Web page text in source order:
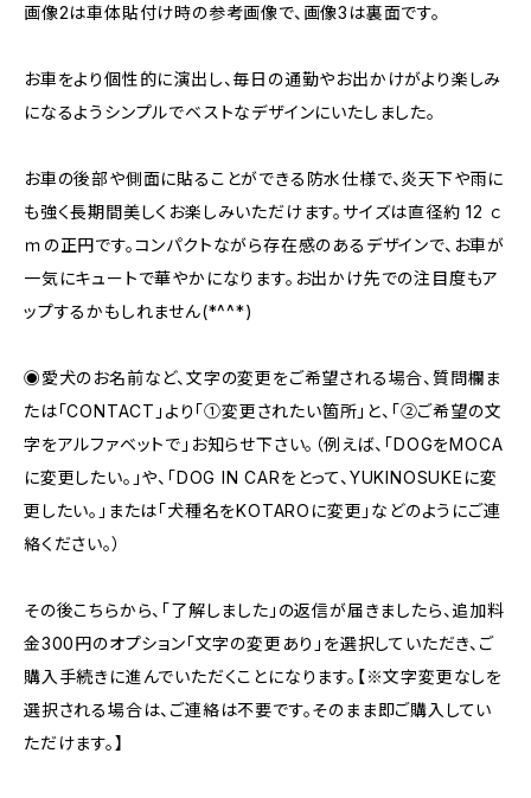
画像2は車体貼付け時の参考画像で、画像3は裏面です。
お車をより個性的に演出し、毎日の通勤やお出かけがより楽しみ
になるようシンプルでベストなデザインにいたしました。
お車の後部や側面に貼ることができる防水仕様で、炎天下や雨に
も強く長期間美しくお楽しみいただけます。サイズは直径約 12 ｃ
ｍの正円です。コンパクトながら存在感のあるデザインで、お車が
一気にキュートで華やかになります。お出かけ先での注目度もア
ップするかもしれません(*^^*)
◉愛犬のお名前など、文字の変更をご希望される場合、質問欄ま
たは「CONTACT」より「①変更されたい箇所」と、「②ご希望の文
字をアルファベットで」お知らせ下さい。（例えば、「DOGをMOCA
に変更したい。」や、「DOG IN CARをとって、YUKINOSUKEに変
更したい。」または「犬種名をKOTAROに変更」などのようにご連
絡ください。）
その後こちらから、「了解しました」の返信が届きましたら、追加料
金300円のオプション「文字の変更あり」を選択していただき、ご
購入手続きに進んでいただくことになります。【※文字変更なしを
選択される場合は、ご連絡は不要です。そのまま即ご購入してい
ただけます。】